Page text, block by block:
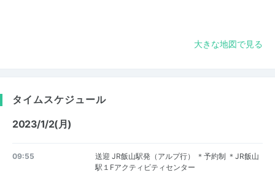
大きな地図で見る
タイムスケジュール
2023/1/2(月)
09:55
送迎 JR飯山駅発（アルプ行） ＊予約制 ＊JR飯山
駅１Fアクティビティセンター